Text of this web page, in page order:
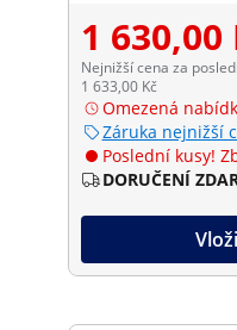
1 630,00
Nejnižší cena za
1 633,00 Kč
Omezená
Záruka nejnižší
Poslední kusy!
DORUČENÍ